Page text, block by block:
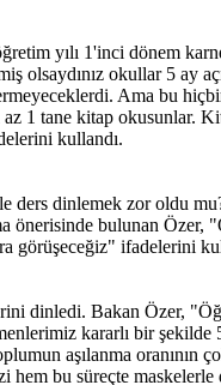
yılı 1'inci dönem
okullar 5 ay
Ama bu
1 tane kitap
kullandı.
dinlemek zor oldu
bulunan
görüşeceğiz" ifadelerini
dinledi. Bakan Özer,
kararlı bir
aşılanma
bu süreçte